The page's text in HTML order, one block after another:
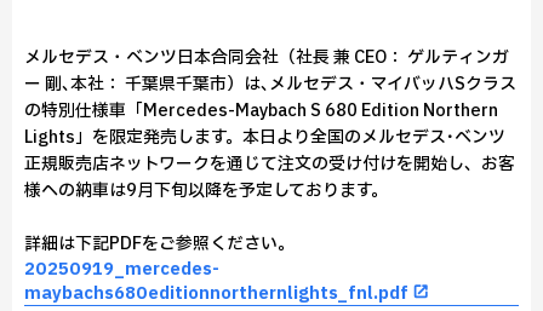
メルセデス・ベンツ日本合同会社（社長 兼 CEO： ゲルティンガ
ー 剛､本社： 千葉県千葉市）は､メルセデス・マイバッハSクラス
の特別仕様車「Mercedes-Maybach S 680 Edition Northern
Lights」を限定発売します。本日より全国のメルセデス･ベンツ
正規販売店ネットワークを通じて注文の受け付けを開始し、お客
様への納車は9月下旬以降を予定しております。
詳細は下記PDFをご参照ください。
20250919_mercedes-
maybachs680editionnorthernlights_fnl.pdf